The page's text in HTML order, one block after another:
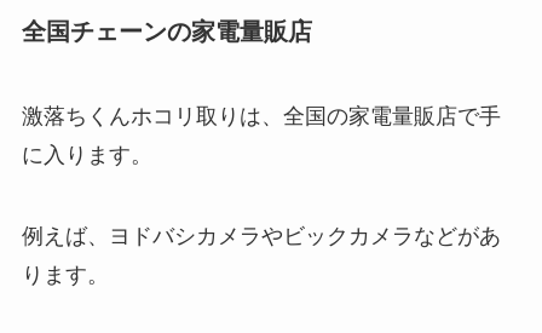
全国チェーンの家電量販店
激落ちくんホコリ取りは、全国の家電量販店で手
に入ります。
例えば、ヨドバシカメラやビックカメラなどがあ
ります。